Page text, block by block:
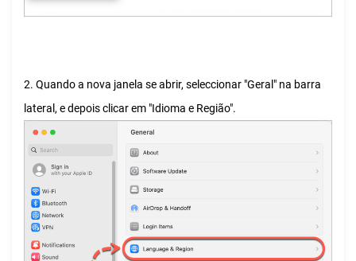
2. Quando a nova janela se abrir, seleccionar "Geral" na barra
lateral, e depois clicar em "Idioma e Região".